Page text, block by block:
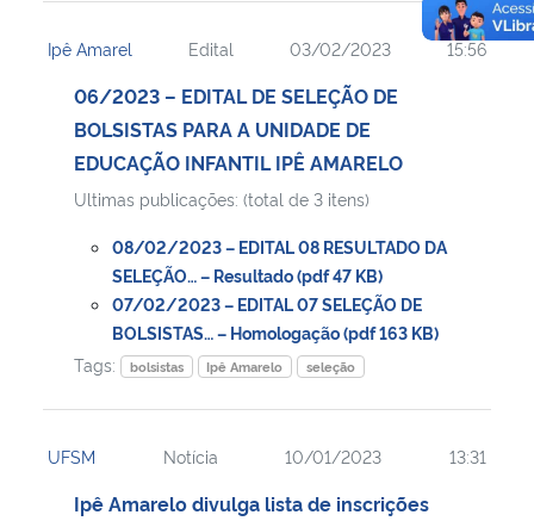
Ipê Amarel Edital 03/02/2023 15:56
06/2023 – EDITAL DE SELEÇÃO DE
BOLSISTAS PARA A UNIDADE DE
EDUCAÇÃO INFANTIL IPÊ AMARELO
Ultimas publicações: (total de 3 itens)
08/02/2023 – EDITAL 08 RESULTADO DA
SELEÇÃO… – Resultado (pdf 47 KB)
07/02/2023 – EDITAL 07 SELEÇÃO DE
BOLSISTAS… – Homologação (pdf 163 KB)
Tags:
bolsistas Ipê Amarelo seleção
UFSM Notícia 10/01/2023 13:31
Ipê Amarelo divulga lista de inscrições